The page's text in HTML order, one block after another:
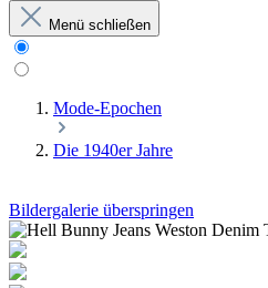
Menü schließen
Mode-Epochen
Die 1940er Jahre
Bildergalerie überspringen